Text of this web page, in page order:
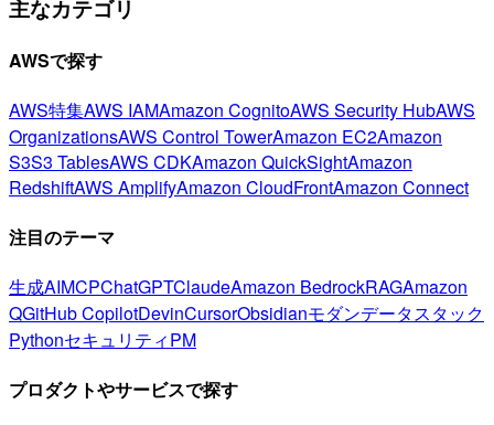
主なカテゴリ
AWSで探す
AWS特集AWS IAMAmazon CognitoAWS Security HubAWS
OrganizationsAWS Control TowerAmazon EC2Amazon
S3S3 TablesAWS CDKAmazon QuickSightAmazon
RedshiftAWS AmplifyAmazon CloudFrontAmazon Connect
注目のテーマ
生成AIMCPChatGPTClaudeAmazon BedrockRAGAmazon
QGitHub CopilotDevinCursorObsidianモダンデータスタック
PythonセキュリティPM
プロダクトやサービスで探す